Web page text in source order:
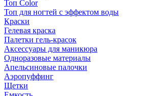
Топ Color
Топ для ногтей с эффектом воды
Краски
Гелевая краска
Палетки гель-красок
Аксессуары для маникюра
Одноразовые материалы
Апельсиновые палочки
Аэропуффинг
Щетки